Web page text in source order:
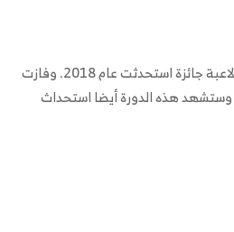
يذكر أن الكرة الذهبية لأفضل لاعبة جائزة استحدثت عام 2018. وفازت
وستشهد هذه الدورة أيضا استحداث